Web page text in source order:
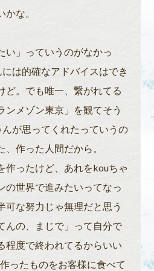
な。
い」っていうのがなかっ
は的確なアドバイスはでき
ど。でも唯一、繋がれてる
ンメゾン東京」を観てそう
が思ってくれたっていうの
作った人間だから。
作ったけど、あれをkouちゃ
の世界で進みたいってなっ
可な努力じゃ無理だと思う
んの、まじで」って自分で
程度で終われてるからいい
ったものをお客様に食べて